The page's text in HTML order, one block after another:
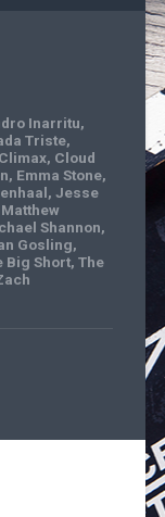
Inarritu,
Triste,
Climax, Cloud
, Emma Stone,
, Jesse
Matthew
Shannon,
Gosling,
Big Short, The